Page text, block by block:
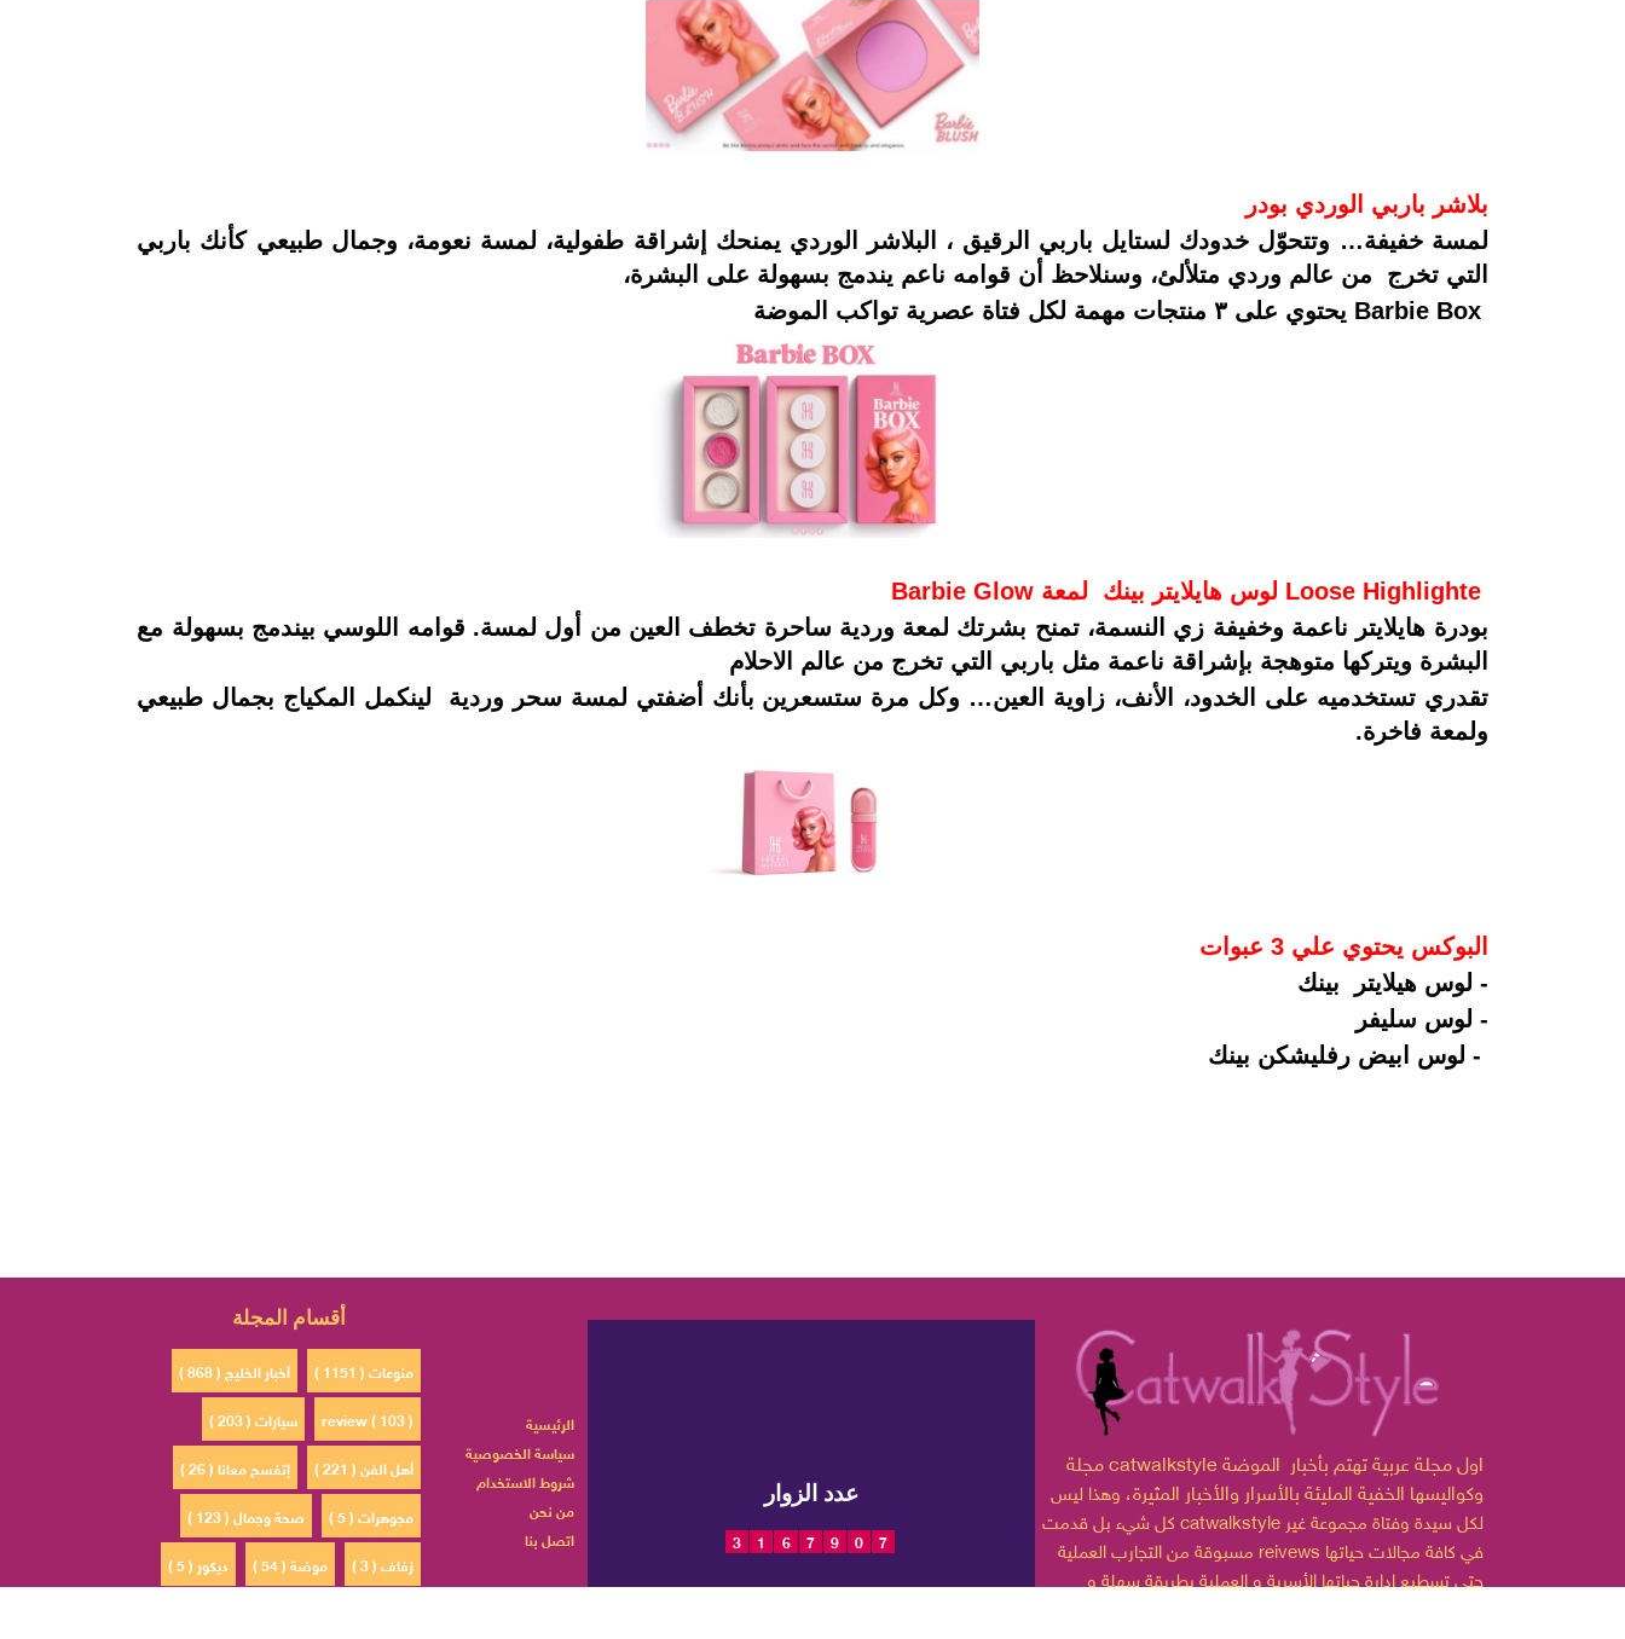
بلاشر باربي الوردي بودر
لمسة خفيفة… وتتحوّل خدودك لستايل باربي الرقيق ،
البلاشر الوردي يمنحك إشراقة طفولية، لمسة نعومة، وجمال طبيعي كأنك باربي
التي تخرج من عالم وردي متلألئ، وسنلاحظ أن قوامه ناعم يندمج بسهولة على البشرة،
Barbie Box يحتوي على ٣ منتجات مهمة لكل فتاة عصرية تواكب الموضة
Loose Highlighte لوس هايلايتر بينك لمعة Barbie Glow
بودرة هايلايتر ناعمة وخفيفة زي النسمة، تمنح بشرتك لمعة وردية ساحرة تخطف العين من أول لمسة. قوامه اللوسي بيندمج بسهولة مع
البشرة ويتركها متوهجة بإشراقة ناعمة مثل باربي التي تخرج من عالم الاحلام
تقدري تستخدميه على الخدود، الأنف، زاوية العين… وكل مرة ستسعرين بأنك أضفتي لمسة سحر وردية لينكمل المكياج بجمال طبيعي
ولمعة فاخرة.
البوكس يحتوي علي 3 عبوات
- لوس هيلايتر بينك
- لوس سليفر
- لوس ابيض رفليشكن بينك
أقسام المجلة
أخبار الخليج ( 868 )
منوعات ( 1151 )
سيارات ( 203 )
review ( 103 )
إتفسح معانا ( 26 )
أهل الفن ( 221 )
صحة وجمال ( 123 )
مجوهرات ( 5 )
ديكور ( 5 )
موضة ( 54 )
زفاف ( 3 )
الرئيسية
سياسة الخصوصية
شروط الاستخدام
من نحن
اتصل بنا
عدد الزوار
3 1 6 7 9 0 7
مجلة catwalkstyle اول مجلة عربية تهتم بأخبار الموضة
وكواليسها الخفية المليئة بالأسرار والأخبار المثيرة، وهذا ليس
catwalkstyleلكل سيدة وفتاة مجموعة غير
مسبوقة من التجارب العملية reivews في كافة مجالات حياتها
حتى تسطيع إدارة حياتها الأسرية و العملية بطريقة سهلة و